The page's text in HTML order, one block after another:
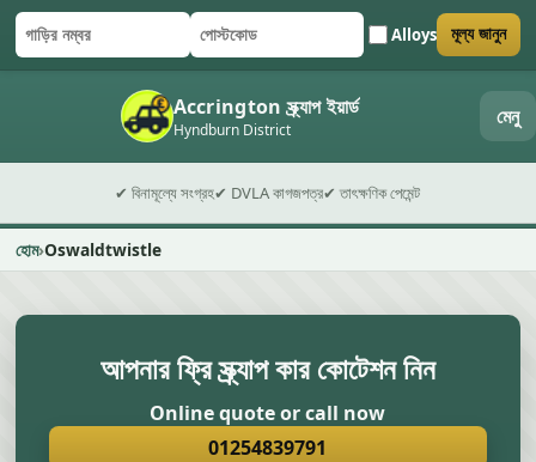
গাড়ির নম্বর
পোস্টকোড Alloys
ফর্ম জমা দিন মূল্য জানুন
Accrington স্ক্র্যাপ ইয়ার্ড
Hyndburn District মেনু
✔ বিনামূল্যে সংগ্রহ✔ DVLA কাগজপত্র✔ তাৎক্ষণিক পেমেন্ট
হোম Oswaldtwistle
আপনার ফ্রি স্ক্র্যাপ কার কোটেশন নিন
Online quote or call now
01254839791